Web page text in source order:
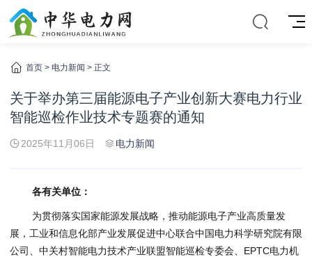
首页 > 电力新闻 > 正文
关于举办第三届能源电子产业创新大赛电力行业
智能巡检作业技术专题赛的通知
2025年11月06日 电力新闻
各有关单位：
为贯彻落实国家能源发展战略，推动能源电子产业高质量发
展，工业和信息化部产业发展促进中心联合中国电力科学研究院有限
公司、中关村智能电力技术产业联盟智能巡检专委会、EPTC电力机